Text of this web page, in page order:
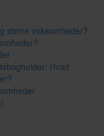
større virksomheder?
Hvad